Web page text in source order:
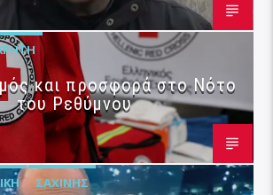
και προσφορά στο Νότο
του Ρεθύμνου
ΣΑΧΊΝΗΣ